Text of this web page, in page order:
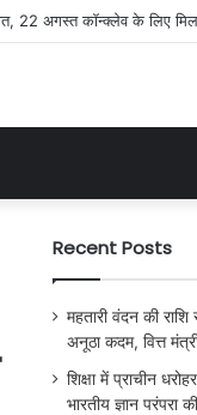
Recent Posts
महतारी वंदन की
अनूठा कदम, वित्त
शिक्षा में प्राचीन
भारतीय ज्ञान परंपरा